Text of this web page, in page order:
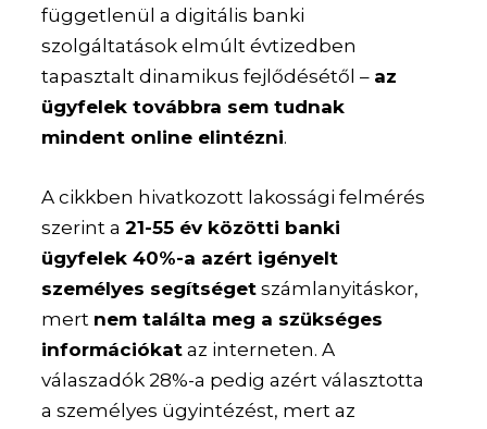
függetlenül a digitális banki
szolgáltatások elmúlt évtizedben
tapasztalt dinamikus fejlődésétől – az
ügyfelek továbbra sem tudnak
mindent online elintézni.
A cikkben hivatkozott lakossági felmérés
szerint a21-55 év közötti banki
ügyfelek 40%-a azért igényelt
személyes segítséget számlanyitáskor,
mert nem találta meg a szükséges
információkat az interneten. A
válaszadók 28%-a pedig azért választotta
a személyes ügyintézést, mert az